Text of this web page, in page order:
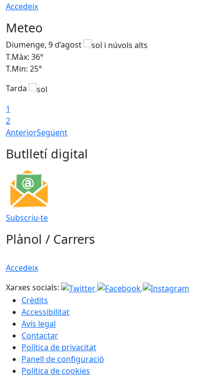
Accedeix
Meteo
Diumenge, 9 d’agost
T.Màx: 36°
T.Min: 25°
Tarda
1
2
AnteriorSegüent
Butlletí digital
Subscriu-te
Plànol / Carrers
Accedeix
Xarxes socials:
Crèdits
Accessibilitat
Avís legal
Contactar
Política de privacitat
Panell de configuració
Política de cookies